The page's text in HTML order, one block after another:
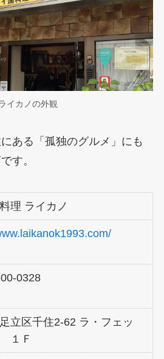
イカノの外観
ある「孤独のグルメ」にも
す。
理 ライカノ
0328
立区千住2-62 ラ・フェッ
１Ｆ